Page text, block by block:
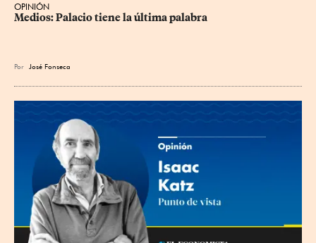
OPINIÓN
Medios: Palacio tiene la última palabra
Por José Fonseca